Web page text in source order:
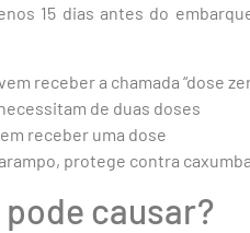
15 dias antes do
receber a chamada “dose
de duas doses
receber uma dose
protege contra
pode causar?